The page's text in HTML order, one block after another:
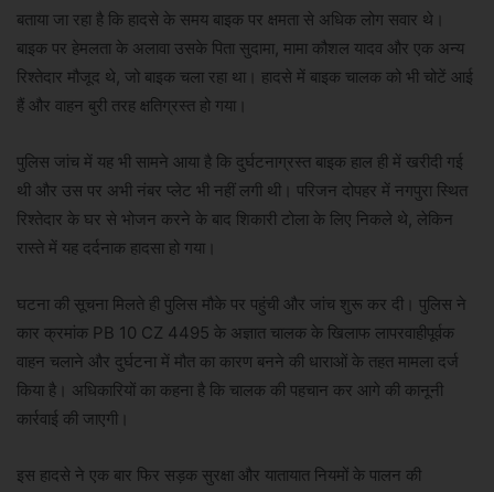
बताया जा रहा है कि हादसे के समय बाइक पर क्षमता से अधिक लोग सवार थे।
बाइक पर हेमलता के अलावा उसके पिता सुदामा, मामा कौशल यादव और एक अन्य
रिश्तेदार मौजूद थे, जो बाइक चला रहा था। हादसे में बाइक चालक को भी चोटें आई
हैं और वाहन बुरी तरह क्षतिग्रस्त हो गया।
पुलिस जांच में यह भी सामने आया है कि दुर्घटनाग्रस्त बाइक हाल ही में खरीदी गई
थी और उस पर अभी नंबर प्लेट भी नहीं लगी थी। परिजन दोपहर में नगपुरा स्थित
रिश्तेदार के घर से भोजन करने के बाद शिकारी टोला के लिए निकले थे, लेकिन
रास्ते में यह दर्दनाक हादसा हो गया।
घटना की सूचना मिलते ही पुलिस मौके पर पहुंची और जांच शुरू कर दी। पुलिस ने
कार क्रमांक PB 10 CZ 4495 के अज्ञात चालक के खिलाफ लापरवाहीपूर्वक
वाहन चलाने और दुर्घटना में मौत का कारण बनने की धाराओं के तहत मामला दर्ज
किया है। अधिकारियों का कहना है कि चालक की पहचान कर आगे की कानूनी
कार्रवाई की जाएगी।
इस हादसे ने एक बार फिर सड़क सुरक्षा और यातायात नियमों के पालन की